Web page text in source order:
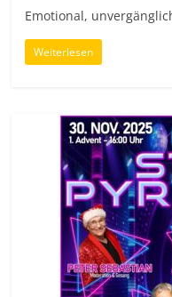
Emotional,
Weiterlesen